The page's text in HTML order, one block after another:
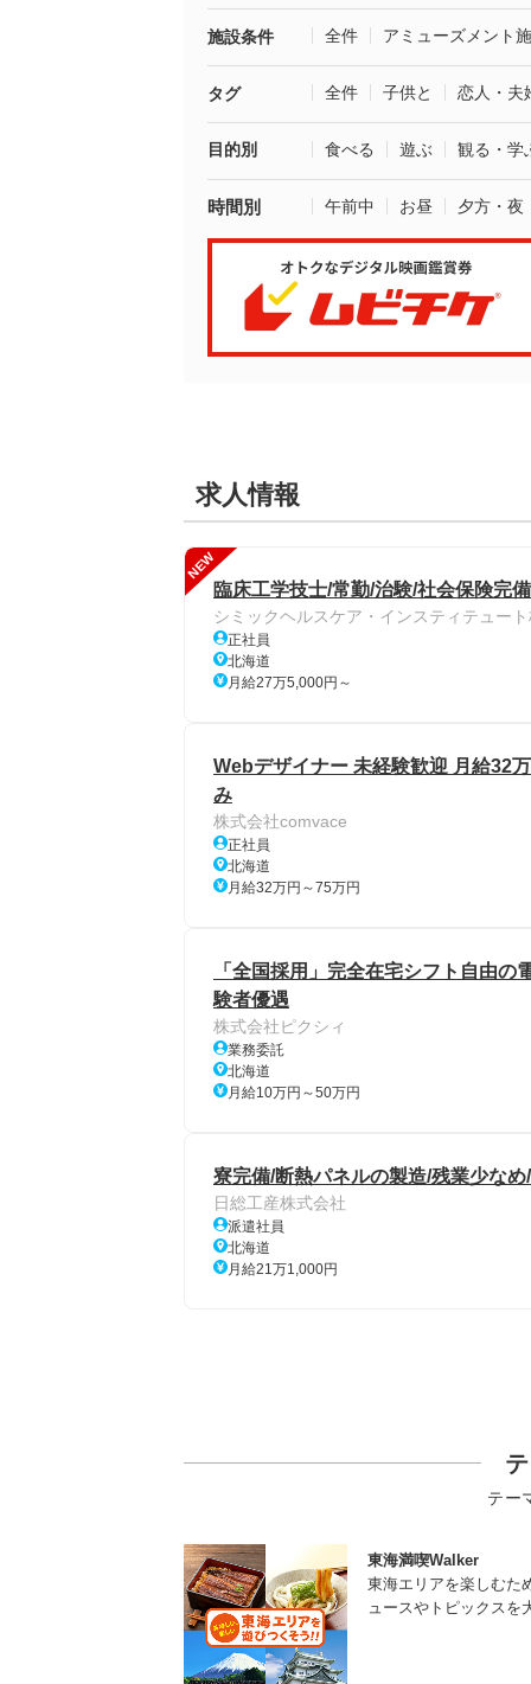
施設条件 全件 アミューズメント
タグ 全件 子供と 恋人・夫
目的別 食べる 遊ぶ 観る・学
時間別 午前中 お昼 夕方・夜
求人情報
NEW
臨床工学技士/常勤/治験/社会保険完
シミックヘルスケア・インスティテュー
正社員
北海道
月給27万5,000円～
Webデザイナー 未経験歓迎 月給32
み
株式会社comvace
正社員
北海道
月給32万円～75万円
「全国採用」完全在宅シフト自由
験者優遇
株式会社ピクシィ
業務委託
北海道
月給10万円～50万円
寮完備/断熱パネルの製造/残業少な
日総工産株式会社
派遣社員
北海道
月給21万1,000円
テー
東海満喫Walker
東海エリアを楽しむた
ュースやトピックスを